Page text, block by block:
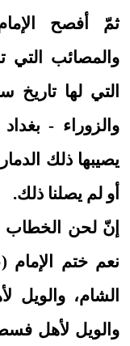
ثمّ أفصح
والمصائب التي
التي لها تاريخ
والزوراء -
يصيبها ذلك
أو لم يصلنا ذلك.
إنّ لحن الخطاب
نعم ختم الإمام
الشام، والويل
والويل لأهل